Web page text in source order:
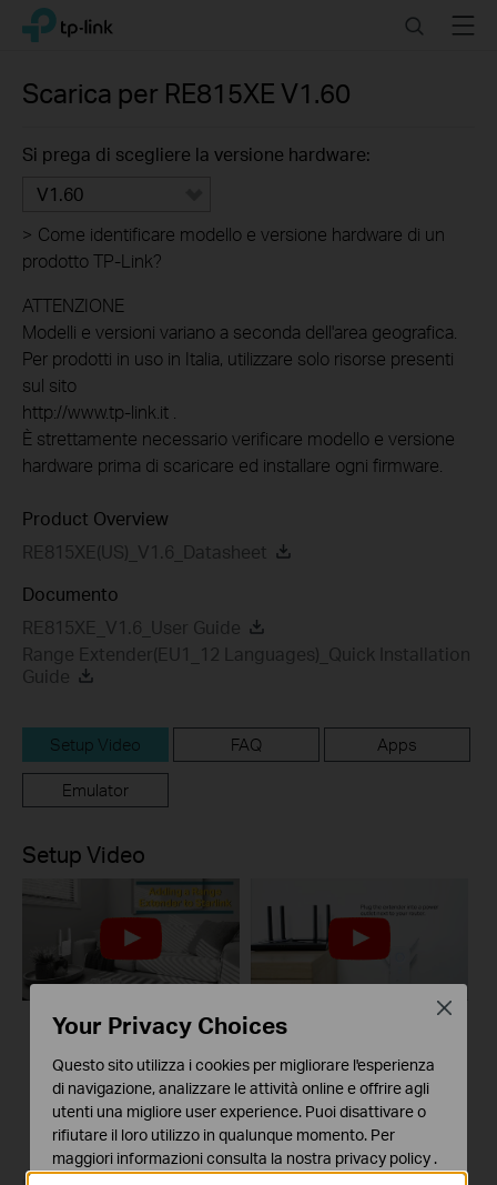
Click
navigation
TP-Link, Reliably Smart SearchMenu
Scarica per RE815XE V1.60
Si prega di scegliere la versione hardware:
V1.60
> Come identificare modello e versione hardware di un
prodotto TP-Link?
ATTENZIONE
Modelli e versioni variano a seconda dell'area geografica.
Per prodotti in uso in Italia, utilizzare solo risorse presenti
sul sito
http://www.tp-link.it .
È strettamente necessario verificare modello e versione
hardware prima di scaricare ed installare ogni firmware.
Product Overview
RE815XE(US)_V1.6_Datasheet
Documento
RE815XE_V1.6_User Guide
Range Extender(EU1_12 Languages)_Quick Installation
Guide
Setup Video FAQ Apps
Emulator
Setup Video
Range Extender for
Starlink
Link Range Extender
via Tether App
Your Privacy Choices
Questo sito utilizza i cookies per migliorare l'esperienza
di navigazione, analizzare le attività online e offrire agli
utenti una migliore user experience. Puoi disattivare o
rifiutare il loro utilizzo in qualunque momento. Per
maggiori informazioni consulta la nostra privacy policy .
Close